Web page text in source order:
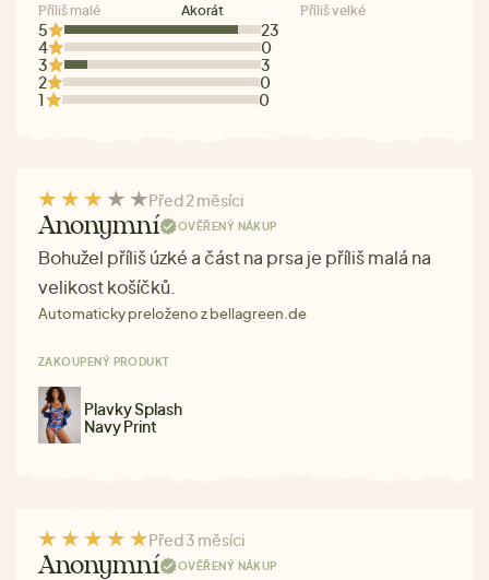
5
23
4
0
3
3
2
0
1
0
Příliš malé Akorát Příliš velké
Před 2 měsíci
Anonymní OVĚŘENÝ NÁKUP
Bohužel příliš úzké a část na prsa je příliš malá na
velikost košíčků.
Automaticky preloženo z bellagreen.de
ZAKOUPENÝ PRODUKT
Plavky Splash
Navy Print
Před 3 měsíci
Anonymní OVĚŘENÝ NÁKUP